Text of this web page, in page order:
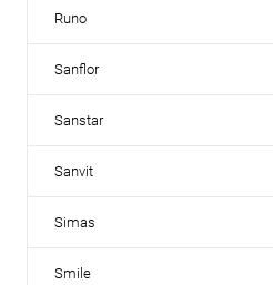
Runo
Sanflor
Sanstar
Sanvit
Simas
Smile